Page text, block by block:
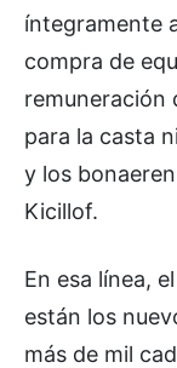
íntegramente
compra de
remuneración
para la casta
y los
Kicillof.
En esa línea,
están los
más de mil